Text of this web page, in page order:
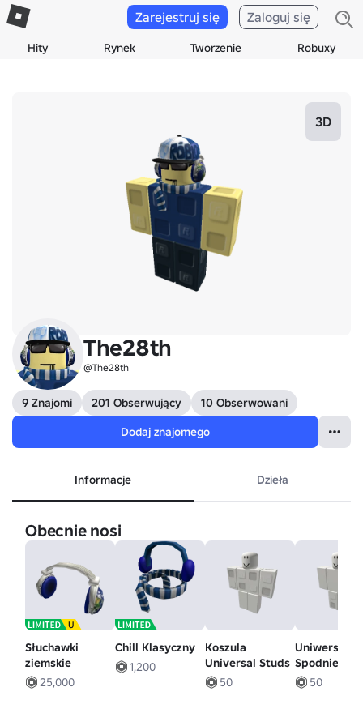
Hity Rynek Tworzenie Robuxy
Zarejestruj się Zaloguj się
3D
The28th
@The28th
9 Znajomi 201 Obserwujący
10 Obserwowani
Dodaj znajomego
Informacje Dzieła
Obecnie nosi
Słuchawki
ziemskie
25,000
Chill Klasyczny
1,200
Koszula
Universal Studs
50
Uniwersalne
Spodnie
50